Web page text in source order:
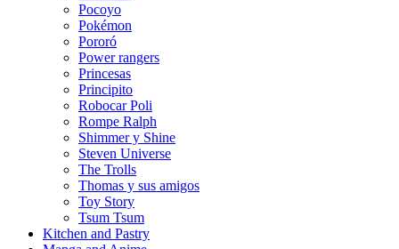
Pocoyo
Pokémon
Pororó
Power rangers
Princesas
Principito
Robocar Poli
Rompe Ralph
Shimmer y Shine
Steven Universe
The Trolls
Thomas y sus amigos
Toy Story
Tsum Tsum
Kitchen and Pastry